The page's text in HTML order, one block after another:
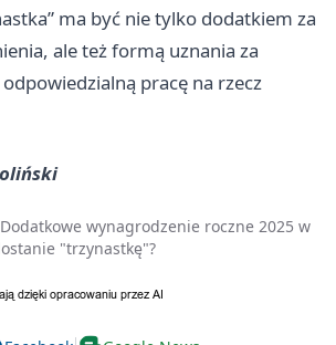
ma być nie tylko dodatkiem za
ale też formą uznania za
pracę na rzecz
Dodatkowe wynagrodzenie roczne 2025 w
"trzynastkę"?